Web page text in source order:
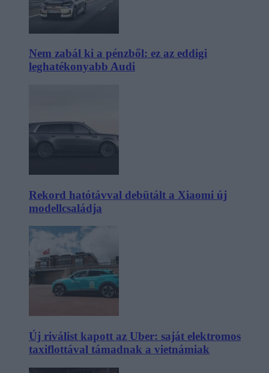
Nem zabál ki a pénzből: ez az eddigi
leghatékonyabb Audi
Rekord hatótávval debütált a Xiaomi új
modellcsaládja
Új riválist kapott az Uber: saját elektromos
taxiflottával támadnak a vietnámiak